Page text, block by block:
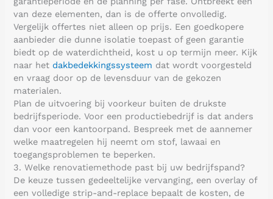
van deze elementen, dan is de offerte onvolledig.
Vergelijk offertes niet alleen op prijs. Een goedkopere
aanbieder die dunne isolatie toepast of geen garantie
biedt op de waterdichtheid, kost u op termijn meer. Kijk
naar hetdakbedekkingssysteem dat wordt voorgesteld
en vraag door op de levensduur van de gekozen
materialen.
Plan de uitvoering bij voorkeur buiten de drukste
bedrijfsperiode. Voor een productiebedrijf is dat anders
dan voor een kantoorpand. Bespreek met de aannemer
welke maatregelen hij neemt om stof, lawaai en
toegangsproblemen te beperken.
3. Welke renovatiemethode past bij uw bedrijfspand?
De keuze tussen gedeeltelijke vervanging, een overlay of
een volledige strip-and-replace bepaalt de kosten, de